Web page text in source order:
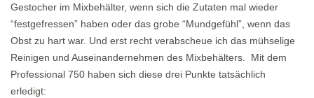
Gestocher im Mixbehälter, wenn sich die Zutaten mal wieder
“festgefressen” haben oder das grobe “Mundgefühl”, wenn das
Obst zu hart war. Und erst recht verabscheue ich das mühselige
Reinigen und Auseinandernehmen des Mixbehälters. Mit dem
Professional 750 haben sich diese drei Punkte tatsächlich
erledigt: